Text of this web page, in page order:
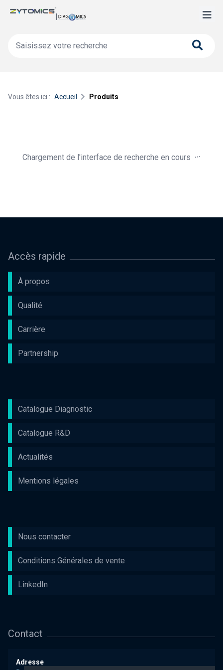
Vous êtes ici : Accueil Produits
Chargement de l'interface de recherche en cours ...
Accès rapide
À propos
Qualité
Carrière
Partnership
Catalogue Diagnostic
Catalogue R&D
Actualités
Mentions légales
Nous contacter
Conditions Générales de vente
LinkedIn
Contact
Adresse